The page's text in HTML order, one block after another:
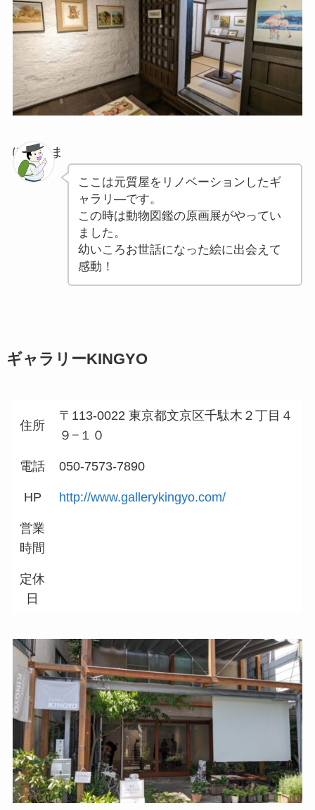
ぽちゃま
ここは元質屋をリノベーションしたギ
ャラリ―です。
この時は動物図鑑の原画展がやってい
ました。
幼いころお世話になった絵に出会えて
感動！
ギャラリーKINGYO
住所
〒113-0022 東京都文京区千駄木２丁目４
９−１０
電話 050-7573-7890
HP http://www.gallerykingyo.com/
営業
時間
定休
日